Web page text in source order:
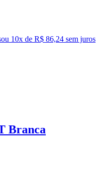
ou 10x de R$ 86,24 sem juros
Branca